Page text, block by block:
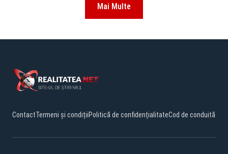
Mai Multe
ContactTermeni și condițiiPolitică de confidențialitateCod de conduită